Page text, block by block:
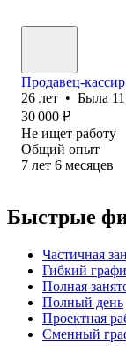
Продавец-
26 лет • Была
30 000 ₽
Не ищет работу
Общий опыт
7 лет 6 месяцев
Быстрые
Частичная
Гибкий
Полная
Полный день
Проектная
Сменный